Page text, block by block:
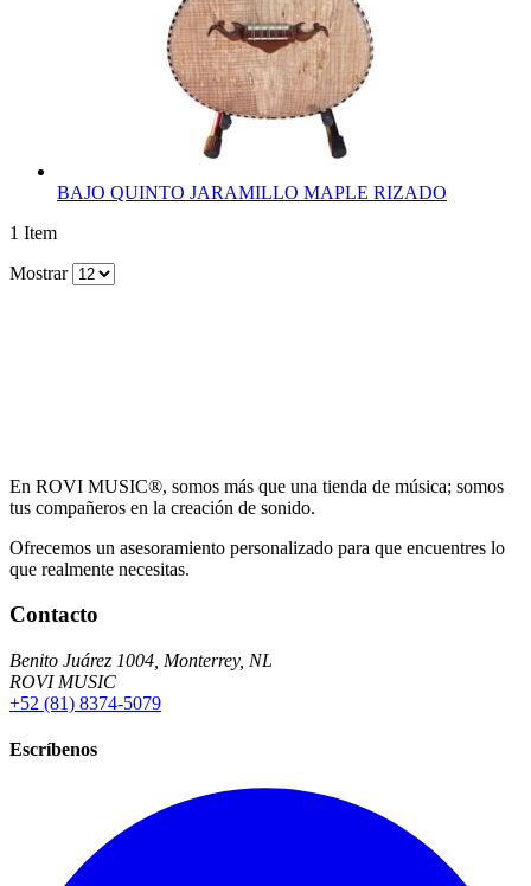
BAJO QUINTO JARAMILLO MAPLE RIZADO
1 Item
Mostrar
En ROVI MUSIC®, somos más que una tienda de música; somos
tus compañeros en la creación de sonido.
Ofrecemos un asesoramiento personalizado para que encuentres lo
que realmente necesitas.
Contacto
Benito Juárez 1004, Monterrey, NL
ROVI MUSIC
+52 (81) 8374-5079
Escríbenos